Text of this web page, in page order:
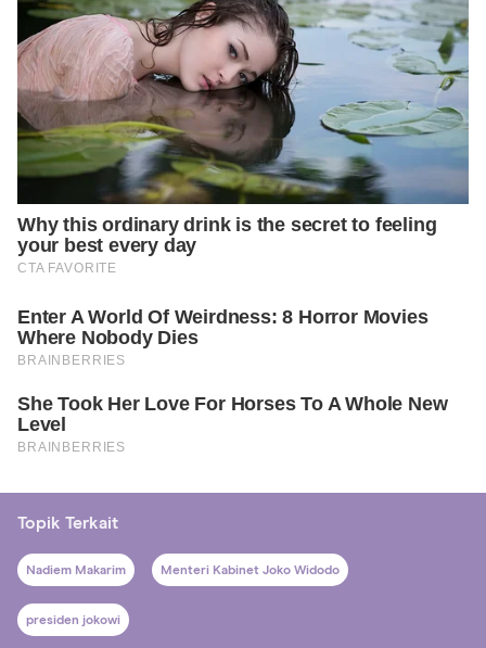
Topik Terkait
Nadiem Makarim Menteri Kabinet Joko Widodo
presiden jokowi